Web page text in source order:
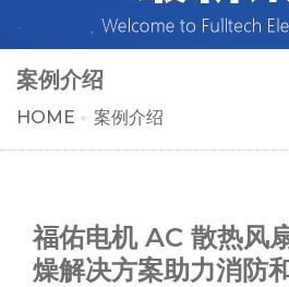
案例介绍
HOME 案例介绍
福佑电机 AC 散热风
燥解决方案助力消防